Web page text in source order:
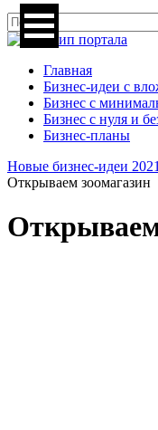
Главная
Бизнес-идеи с
Бизнес с
Бизнес с нуля и
Бизнес-планы
Новые бизнес-идеи 2021
Открываем зоомагазин